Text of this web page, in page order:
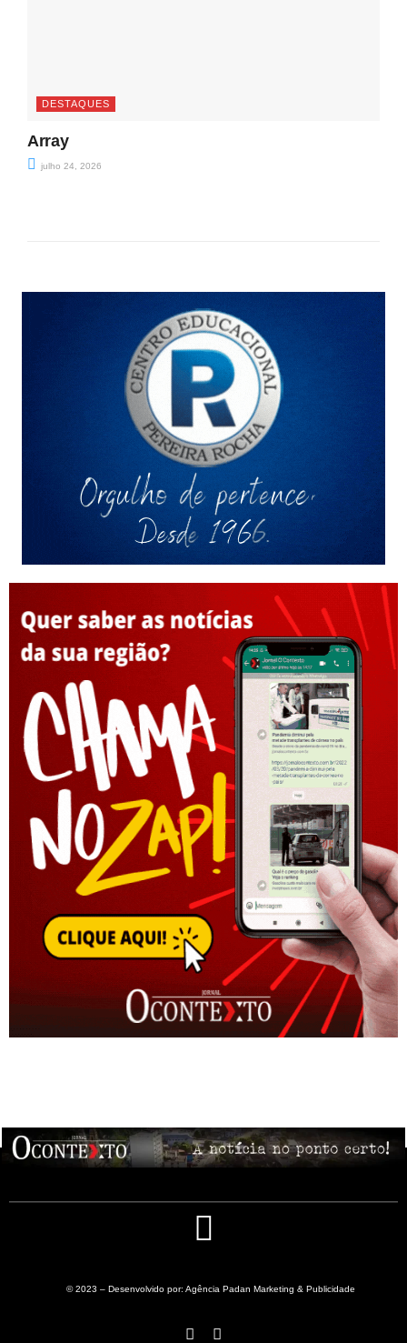
DESTAQUES
Array
julho 24, 2026
© 2023 – Desenvolvido por: Agência Padan Marketing & Publicidade